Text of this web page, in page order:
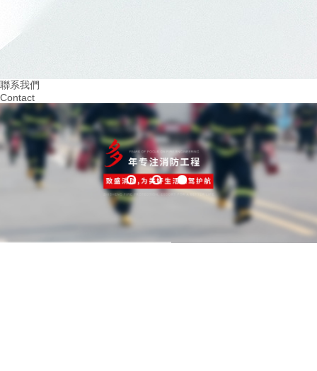
聯系我們
Contact